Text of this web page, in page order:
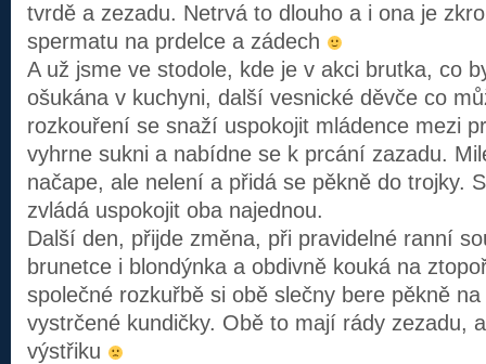
tvrdě a zezadu. Netrvá to dlouho a i ona je
spermatu na prdelce a zádech
A už jsme ve stodole, kde je v akci brutka, co
ošukána v kuchyni, další vesnické děvče co
rozkouření se snaží uspokojit mládence mezi
vyhrne sukni a nabídne se k prcání zazadu.
načape, ale nelení a přidá se pěkně do trojky.
zvládá uspokojit oba najednou.
Další den, přijde změna, při pravidelné ranní
brunetce i blondýnka a obdivně kouká na
společné rozkuřbě si obě slečny bere pěkně
vystrčené kundičky. Obě to mají rády zezadu,
výstřiku